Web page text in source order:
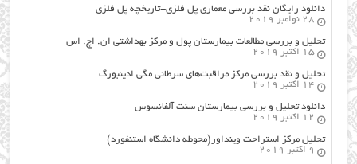
دانلود رایگان نقد بررسی معماری پل فلزی-تاریخچه پل فلزی
28 نوامبر 2019
تحلیل و بررسی مطالعات بیمارستان پول و مرکز بهداشتی ان. اچ. اس
15 اکتبر 2019
تحلیل و نقد بررسی مرکز مراقبت‌های سرطانی مگی ادینبورگ
14 اکتبر 2019
دانلود تحلیل و بررسی بیمارستان سنت آلفانسوس
12 اکتبر 2019
تحلیل مرکز استراحت وینداور(محوطه دانشگاه استنفورد)
9 اکتبر 2019